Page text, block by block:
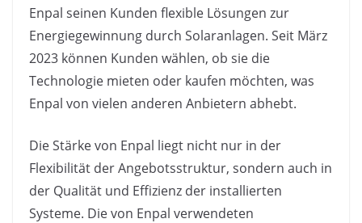
Enpal seinen Kunden flexible Lösungen zur
Energiegewinnung durch Solaranlagen. Seit März
2023 können Kunden wählen, ob sie die
Technologie mieten oder kaufen möchten, was
Enpal von vielen anderen Anbietern abhebt.
Die Stärke von Enpal liegt nicht nur in der
Flexibilität der Angebotsstruktur, sondern auch in
der Qualität und Effizienz der installierten
Systeme. Die von Enpal verwendeten